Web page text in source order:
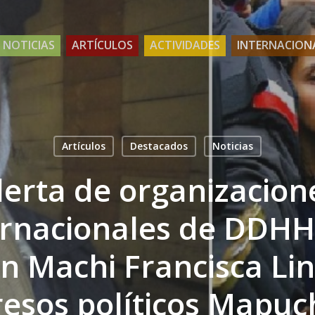
NOTICIAS ARTÍCULOS ACTIVIDADES
Artículos Destacados Noticias
de
de
Machi Francisca
políticos